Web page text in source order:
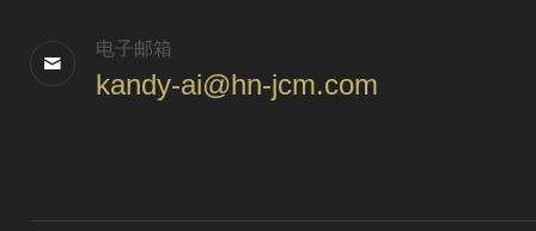
电子邮箱
kandy-ai@hn-jcm.com